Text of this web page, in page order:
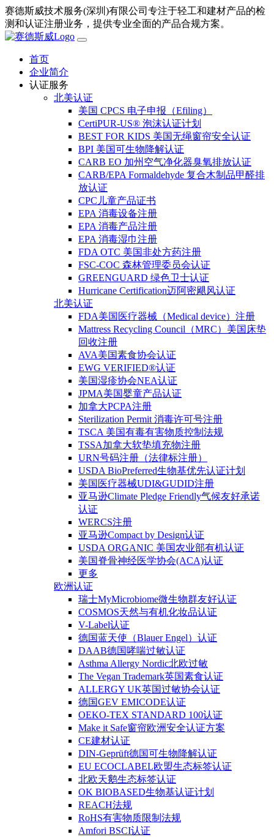
赛德斯威技术服务(深圳)有限公司专注于轻工和建材产品的检
测和认证注册业务，提供专业全面的产品合规方案。
首页
企业简介
认证服务
北美认证
美国 CPCS 电子申报（Efiling）
CertiPUR-US® 泡沫认证计划
BEST FOR KIDS 美国无绳窗帘安全认证
BPI 美国可生物降解认证
CARB EO 加州空气净化器臭氧排放认证
CARB/EPA Formaldehyde 复合木制品甲醛排
放认证
CPC儿童产品证书
EPA 消毒设备注册
EPA 消毒产品注册
EPA 消毒湿巾注册
FDA OTC 美国非处方药注册
FSC-COC 森林管理委员会认证
GREENGUARD 绿色卫士认证
Hurricane Certification迈阿密飓风认证
北美认证
FDA美国医疗器械（Medical device）注册
Mattress Recycling Council（MRC）美国床垫
回收注册
AVA美国素食协会认证
EWG VERIFIED®认证
美国湿疹协会NEA认证
JPMA美国婴童产品认证
加拿大PCPA注册
Sterilization Permit 消毒许可号注册
TSCA 美国有毒有害物质控制法规
TSSA加拿大软垫填充物注册
URN号码注册（法律标注册）
USDA BioPreferred生物基优先认证计划
美国医疗器械UDI&GUDID注册
亚马逊Climate Pledge Friendly气候友好承诺
认证
WERCS注册
亚马逊Compact by Design认证
USDA ORGANIC 美国农业部有机认证
美国脊骨神经医学协会(ACA)认证
更多
欧洲认证
瑞士MyMicrobiome微生物群友好认证
COSMOS天然与有机化妆品认证
V-Label认证
德国蓝天使（Blauer Engel）认证
DAAB德国哮喘过敏认证
Asthma Allergy Nordic北欧过敏
The Vegan Trademark英国素食认证
ALLERGY UK英国过敏协会认证
德国GEV EMICODE认证
OEKO-TEX STANDARD 100认证
Make it Safe窗帘欧洲安全认证方案
CE建材认证
DIN-Geprüft德国可生物降解认证
EU ECOCLABEL欧盟生态标签认证
北欧天鹅生态标签认证
OK BIOBASED生物基认证计划
REACH法规
RoHS有害物质限制法规
Amfori BSCI认证